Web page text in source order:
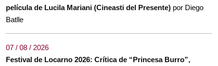
película de Lucila Mariani (Cineasti del Presente) por Diego
Batlle
07 / 08 / 2026
Festival de Locarno 2026: Crítica de “Princesa Burro”,